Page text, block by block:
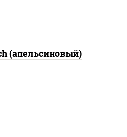
(апельсиновый)